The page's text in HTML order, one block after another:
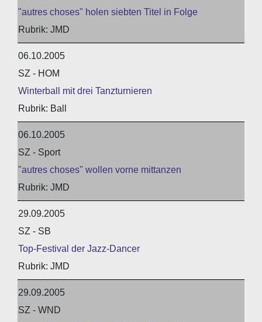
"autres choses" holen siebten Titel in Folge
JMD
06.10.2005
SZ - HOM
Winterball mit drei Tanzturnieren
Ball
06.10.2005
SZ - Sport
"autres choses" wollen vorne mittanzen
JMD
29.09.2005
SZ - SB
Top-Festival der Jazz-Dancer
JMD
29.09.2005
SZ - WND